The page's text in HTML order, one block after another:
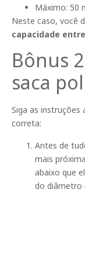
Máximo: 50
Neste caso, você
capacidade
Bônus
saca
Siga as instruções
correta:
Antes de
mais
abaixo que
do diâmetro